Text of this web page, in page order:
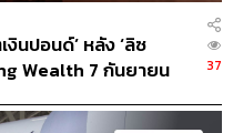
งินปอนด์’ หลัง ‘ลิซ
Wealth 7 กันยายน
37